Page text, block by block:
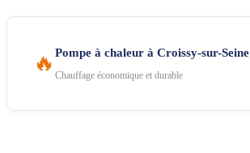
🔥 Pompe à chaleur à Croissy-sur-Seine
Chauffage économique et durable